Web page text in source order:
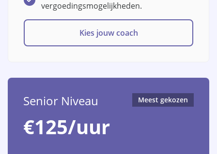
vergoedingsmogelijkheden.
Kies jouw coach
Senior Niveau Meest gekozen
€125/uur